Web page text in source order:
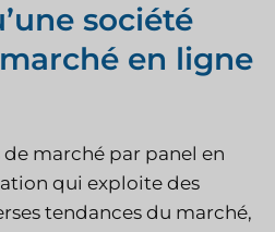
société
en ligne
marché par panel en
qui exploite des
tendances du marché,